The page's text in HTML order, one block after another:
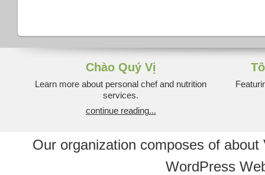
Chào Quý Vị
Learn more about personal chef and nutrition
services.
continue reading...
Our organization composes of
WordPress